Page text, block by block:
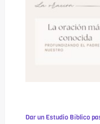
Dar un Estudio Bíblico